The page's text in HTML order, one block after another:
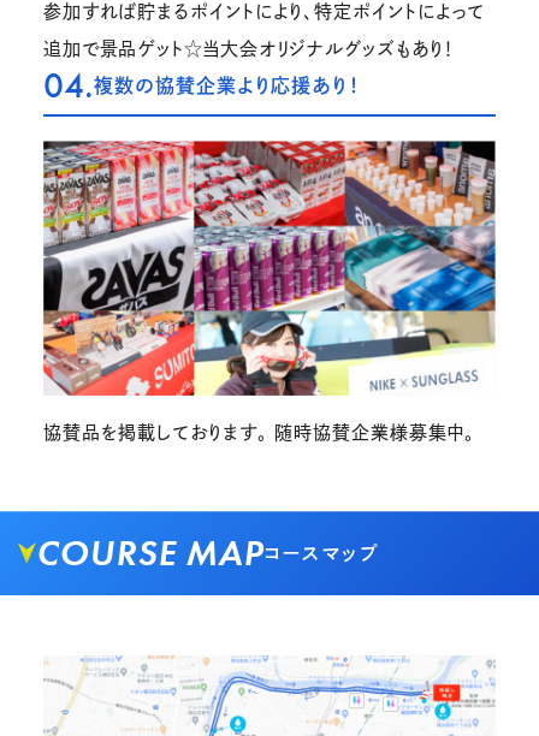
参加すれば貯まるポイントにより、特定ポイントによって
追加で景品ゲット☆当大会オリジナルグッズもあり！
04.複数の協賛企業より応援あり！
協賛品を掲載しております。 随時協賛企業様募集中。
COURSE MAPコースマップ